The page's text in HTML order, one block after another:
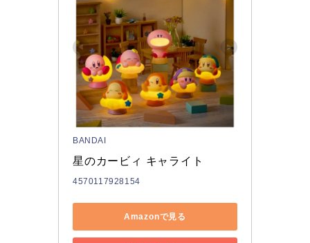
BANDAI
星のカービィ キャライト
4570117928154
Amazonで見る